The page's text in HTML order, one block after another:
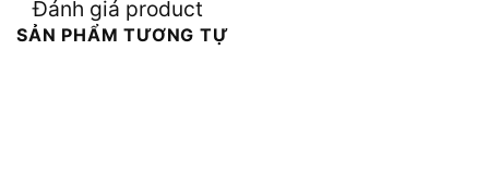
Đánh giá product
SẢN PHẨM TƯƠNG TỰ